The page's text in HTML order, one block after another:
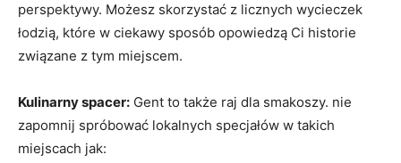
perspektywy. Możesz skorzystać z licznych wycieczek
łodzią, które w ciekawy sposób opowiedzą Ci historie
związane z tym miejscem.
Kulinarny spacer: Gent to także raj dla smakoszy. nie
zapomnij spróbować lokalnych⁣ specjałów w takich
miejscach jak: